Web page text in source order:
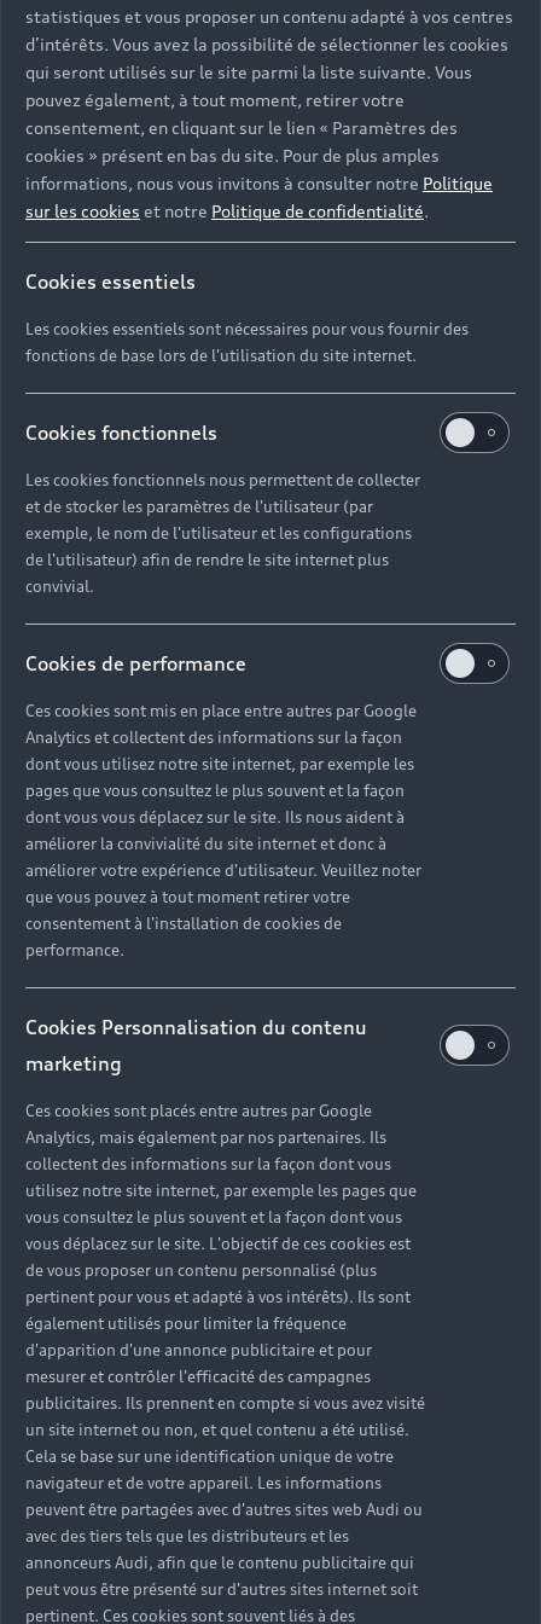
Rainer Denninger travaille chez Audi depuis plus
de 30 ans. Durant cette période, il a occupé de
nombreux postes et conduit plusieurs modèles
Audi différents.
L'Audi Smartphone Interface¹ connecte votre
téléphone mobile iOS ou Android à l’écran MMI de
votre véhicule via USB ou sans fil, via Bluetooth,
et vous permet de recharger la batterie de votre
smartphone par induction (à condition que votre
Audi soit équipée de cette fonctionnalité).
L’Audi Smartphone Interface
statistiques et vous proposer un contenu adapté à vos centres
d’intérêts. Vous avez la possibilité de sélectionner les cookies
qui seront utilisés sur le site parmi la liste suivante. Vous
pouvez également, à tout moment, retirer votre
consentement, en cliquant sur le lien « Paramètres des
cookies » présent en bas du site. Pour de plus amples
informations, nous vous invitons à consulter notre Politique
sur les cookies et notre Politique de confidentialité.
Cookies essentiels
Les cookies essentiels sont nécessaires pour vous fournir des
fonctions de base lors de l'utilisation du site internet.
Cookies fonctionnels
Les cookies fonctionnels nous permettent de collecter
et de stocker les paramètres de l'utilisateur (par
exemple, le nom de l'utilisateur et les configurations
de l'utilisateur) afin de rendre le site internet plus
convivial.
Cookies de performance
Ces cookies sont mis en place entre autres par Google
Analytics et collectent des informations sur la façon
dont vous utilisez notre site internet, par exemple les
pages que vous consultez le plus souvent et la façon
dont vous vous déplacez sur le site. Ils nous aident à
améliorer la convivialité du site internet et donc à
améliorer votre expérience d'utilisateur. Veuillez noter
que vous pouvez à tout moment retirer votre
consentement à l'installation de cookies de
performance.
Cookies Personnalisation du contenu
marketing
Ces cookies sont placés entre autres par Google
Analytics, mais également par nos partenaires. Ils
collectent des informations sur la façon dont vous
utilisez notre site internet, par exemple les pages que
vous consultez le plus souvent et la façon dont vous
vous déplacez sur le site. L'objectif de ces cookies est
de vous proposer un contenu personnalisé (plus
pertinent pour vous et adapté à vos intérêts). Ils sont
également utilisés pour limiter la fréquence
d'apparition d'une annonce publicitaire et pour
mesurer et contrôler l'efficacité des campagnes
publicitaires. Ils prennent en compte si vous avez visité
un site internet ou non, et quel contenu a été utilisé.
Cela se base sur une identification unique de votre
navigateur et de votre appareil. Les informations
peuvent être partagées avec d'autres sites web Audi ou
avec des tiers tels que les distributeurs et les
annonceurs Audi, afin que le contenu publicitaire qui
peut vous être présenté sur d'autres sites internet soit
pertinent. Ces cookies sont souvent liés à des